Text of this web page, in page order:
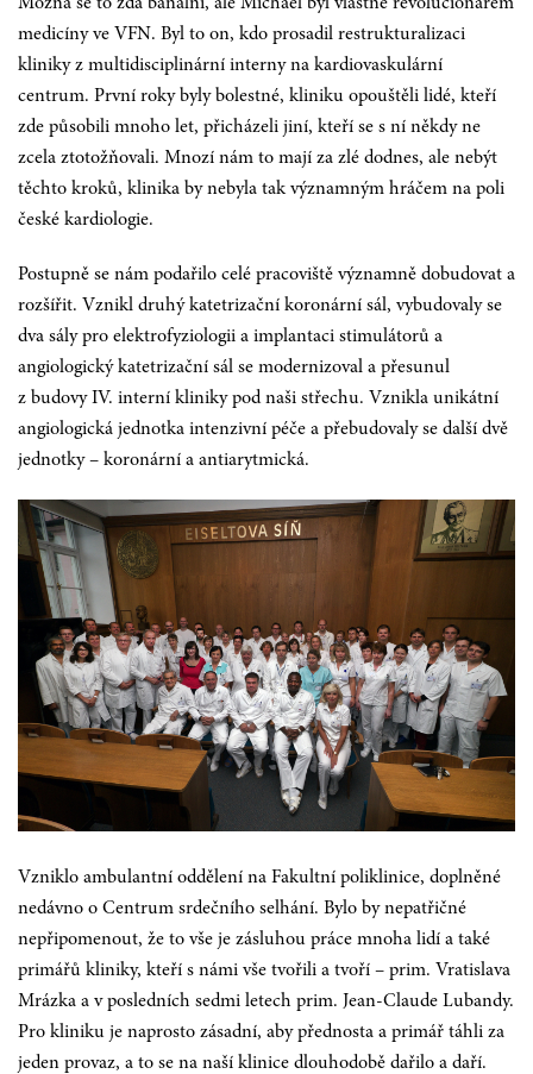
medicíny ve VFN. Byl to on, kdo prosadil restrukturalizaci
kliniky z multidisciplinární interny na kardiovaskulární
centrum. První roky byly bolestné, kliniku opouštěli lidé, kteří
zde působili mnoho let, přicházeli jiní, kteří se s ní někdy ne
zcela ztotožňovali. Mnozí nám to mají za zlé dodnes, ale nebýt
těchto kroků, klinika by nebyla tak významným hráčem na poli
české kardiologie.
Postupně se nám podařilo celé pracoviště významně dobudovat a
rozšířit. Vznikl druhý katetrizační koronární sál, vybudovaly se
dva sály pro elektrofyziologii a implantaci stimulátorů a
angiologický katetrizační sál se modernizoval a přesunul
z budovy IV. interní kliniky pod naši střechu. Vznikla unikátní
angiologická jednotka intenzivní péče a přebudovaly se další dvě
jednotky – koronární a antiarytmická.
Vzniklo ambulantní oddělení na Fakultní poliklinice, doplněné
nedávno o Centrum srdečního selhání. Bylo by nepatřičné
nepřipomenout, že to vše je zásluhou práce mnoha lidí a také
primářů kliniky, kteří s námi vše tvořili a tvoří – prim. Vratislava
Mrázka a v posledních sedmi letech prim. Jean-Claude Lubandy.
Pro kliniku je naprosto zásadní, aby přednosta a primář táhli za
jeden provaz, a to se na naší klinice dlouhodobě dařilo a daří.